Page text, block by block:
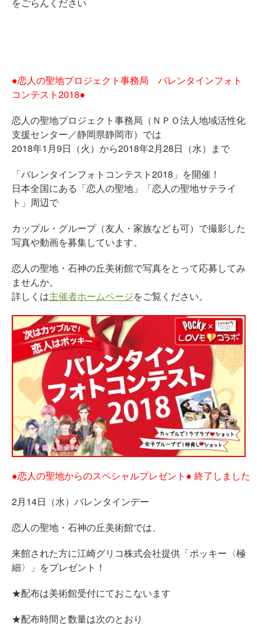
●恋人の聖地プロジェクト事務局 バレンタインフォト
コンテスト2018●
恋人の聖地プロジェクト事務局（ＮＰＯ法人地域活性化
支援センター／静岡県静岡市）では
2018年1月9日（火）から2018年2月28日（水）まで
「バレンタインフォトコンテスト2018」を開催！
日本全国にある「恋人の聖地」「恋人の聖地サテライ
ト」周辺で
カップル・グループ（友人・家族なども可）で撮影した
写真や動画を募集しています。
恋人の聖地・石神の丘美術館で写真をとって応募してみ
ませんか。
詳しくは主催者ホームページをご覧ください。
●恋人の聖地からのスペシャルプレゼント● 終了しました
2月14日（水）バレンタインデー
恋人の聖地・石神の丘美術館では、
来館された方に江崎グリコ株式会社提供「ポッキー〈極
細〉」をプレゼント！
★配布は美術館受付にておこないます
★配布時間と数量は次のとおり